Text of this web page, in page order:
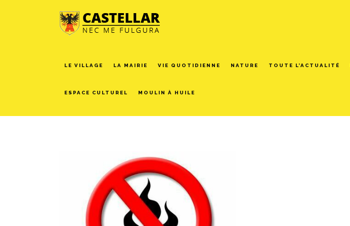
LE VILLAGE LA MAIRIE VIE QUOTIDIENNE NATURE TOUTE L’ACTUALITÉ
ESPACE CULTUREL MOULIN À HUILE